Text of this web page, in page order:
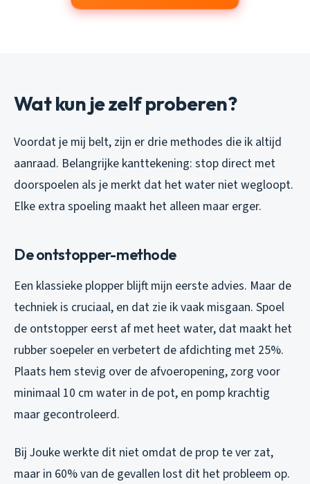
Wat kun je zelf proberen?
Voordat je mij belt, zijn er drie methodes die ik altijd
aanraad. Belangrijke kanttekening: stop direct met
doorspoelen als je merkt dat het water niet wegloopt.
Elke extra spoeling maakt het alleen maar erger.
De ontstopper-methode
Een klassieke plopper blijft mijn eerste advies. Maar de
techniek is cruciaal, en dat zie ik vaak misgaan. Spoel
de ontstopper eerst af met heet water, dat maakt het
rubber soepeler en verbetert de afdichting met 25%.
Plaats hem stevig over de afvoeropening, zorg voor
minimaal 10 cm water in de pot, en pomp krachtig
maar gecontroleerd.
Bij Jouke werkte dit niet omdat de prop te ver zat,
maar in 60% van de gevallen lost dit het probleem op.